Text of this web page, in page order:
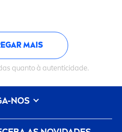
MAIS
quanto à autenticidade.
NOS